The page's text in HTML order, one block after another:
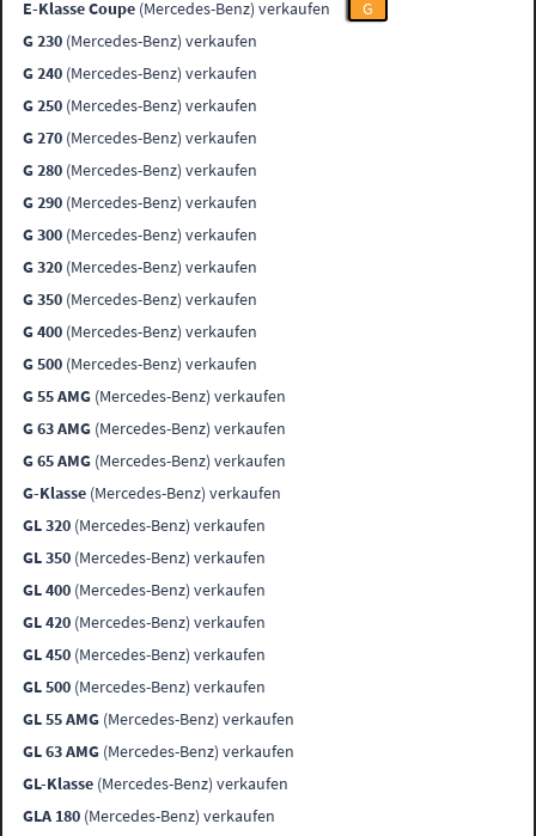
E-Klasse Coupe (Mercedes-Benz) verkaufen
G
G 230 (Mercedes-Benz) verkaufen
G 240 (Mercedes-Benz) verkaufen
G 250 (Mercedes-Benz) verkaufen
G 270 (Mercedes-Benz) verkaufen
G 280 (Mercedes-Benz) verkaufen
G 290 (Mercedes-Benz) verkaufen
G 300 (Mercedes-Benz) verkaufen
G 320 (Mercedes-Benz) verkaufen
G 350 (Mercedes-Benz) verkaufen
G 400 (Mercedes-Benz) verkaufen
G 500 (Mercedes-Benz) verkaufen
G 55 AMG (Mercedes-Benz) verkaufen
G 63 AMG (Mercedes-Benz) verkaufen
G 65 AMG (Mercedes-Benz) verkaufen
G-Klasse (Mercedes-Benz) verkaufen
GL 320 (Mercedes-Benz) verkaufen
GL 350 (Mercedes-Benz) verkaufen
GL 400 (Mercedes-Benz) verkaufen
GL 420 (Mercedes-Benz) verkaufen
GL 450 (Mercedes-Benz) verkaufen
GL 500 (Mercedes-Benz) verkaufen
GL 55 AMG (Mercedes-Benz) verkaufen
GL 63 AMG (Mercedes-Benz) verkaufen
GL-Klasse (Mercedes-Benz) verkaufen
GLA 180 (Mercedes-Benz) verkaufen